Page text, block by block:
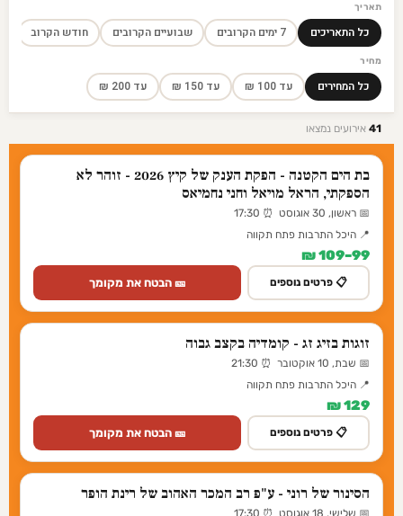
תאריך
כל התאריכים 7 ימים הקרובים שבועיים הקרובים חודש הקרוב
מחיר
כל המחירים עד 100 ₪ עד 150 ₪ עד 200 ₪
41 אירועים נמצאו
בת הים הקטנה - הפקת הענק של קיץ 2026 - זוהר לא
הספקתי, הראל מויאל וחני נחמיאס
📅 ראשון, 30 אוגוסט ⏰ 17:30
📍 היכל התרבות פתח תקווה
99–109 ₪
📋 פרטים נוספים 🎫 הבטח את מקומך
זוגות בזיג זג - קומדיה בקצב גבוה
📅 שבת, 10 אוקטובר ⏰ 21:30
📍 היכל התרבות פתח תקווה
129 ₪
📋 פרטים נוספים 🎫 הבטח את מקומך
הסינור של רוני - ע"פ רב המכר האהוב של רינת הופר
📅 שלישי, 18 אוגוסט ⏰ 17:30